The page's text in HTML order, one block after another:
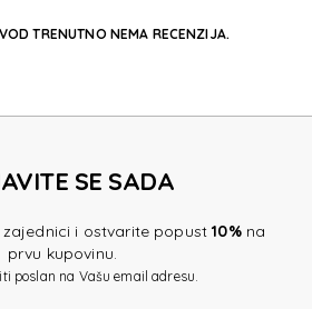
TRENUTNO NEMA RECENZIJA.
SE SADA
zajednici i ostvarite popust10%na
prvu kupovinu.
poslan na Vašu email adresu.